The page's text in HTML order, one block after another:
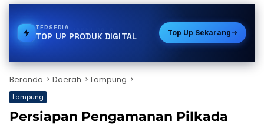
TERSEDIA
TOP UP PRODUK DIGITAL Top Up Sekarang
Beranda Daerah Lampung
Lampung
Persiapan Pengamanan Pilkada